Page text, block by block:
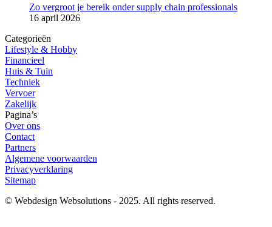
Zo vergroot je bereik onder supply chain professionals
16 april 2026
Categorieën
Lifestyle & Hobby
Financieel
Huis & Tuin
Techniek
Vervoer
Zakelijk
Pagina’s
Over ons
Contact
Partners
Algemene voorwaarden
Privacyverklaring
Sitemap
© Webdesign Websolutions - 2025. All rights reserved.